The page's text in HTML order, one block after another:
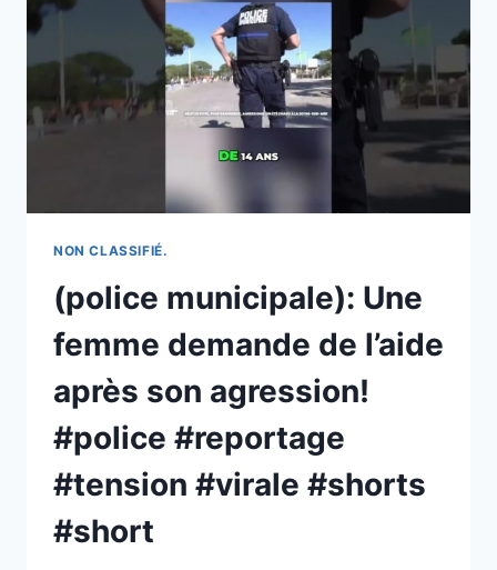
D’ARRIVER
À
PARIS|DANS
MA
PARIS,10
À
À
PARIS
NON CLASSIFIÉ.
(police municipale): Une
femme demande de l’aide
après son agression!
#police #reportage
#tension #virale #shorts
#short